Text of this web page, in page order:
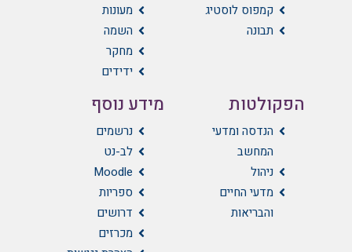
קמפוס לוסטיג
תבונה
הפקולטות
הנדסה ומדעי
המחשב
ניהול
מדעי החיים
והבריאות
מעונות
השמה
מחקר
ידידים
מידע נוסף
נרשמים
לב-נט
Moodle
ספריות
דרושים
מכרזים